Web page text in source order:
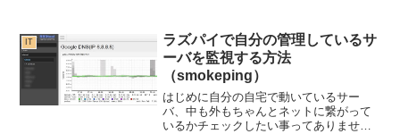
方法や変更点を初心者にも分かりやすく
紹介しますので、ぜ...
IT
ラズパイで自分の管理しているサ
ーバを監視する方法
（smokeping）
はじめに自分の自宅で動いているサー
バ、中も外もちゃんとネットに繋がって
いるかチェックしたい事ってありません